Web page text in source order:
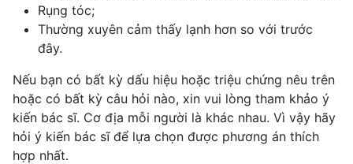
Rụng tóc;
Thường xuyên cảm thấy lạnh hơn so với trước
đây.
Nếu bạn có bất kỳ dấu hiệu hoặc triệu chứng nêu trên
hoặc có bất kỳ câu hỏi nào, xin vui lòng tham khảo ý
kiến bác sĩ. Cơ địa mỗi người là khác nhau. Vì vậy hãy
hỏi ý kiến bác sĩ để lựa chọn được phương án thích
hợp nhất.